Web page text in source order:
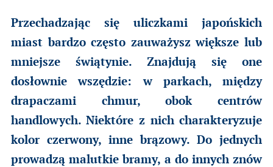
Przechadzając się uliczkami japońskich
miast bardzo często zauważysz większe lub
mniejsze świątynie. Znajdują się one
dosłownie wszędzie: w parkach, między
drapaczami chmur, obok centrów
handlowych. Niektóre z nich charakteryzuje
kolor czerwony, inne brązowy. Do jednych
prowadzą malutkie bramy, a do innych znów